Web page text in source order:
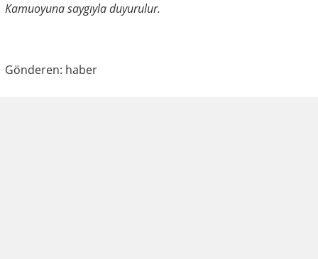
Kamuoyuna saygıyla duyurulur.
Gönderen: haber